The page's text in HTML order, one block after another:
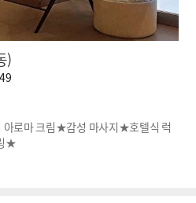
)
로마 크림★감성 마사지★호텔식 럭
★